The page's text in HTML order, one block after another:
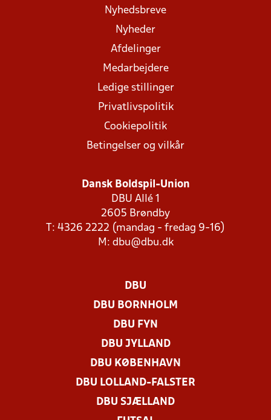
Nyhedsbreve
Nyheder
Afdelinger
Medarbejdere
Ledige stillinger
Privatlivspolitik
Cookiepolitik
Betingelser og vilkår
Dansk Boldspil-Union
DBU Allé 1
2605 Brøndby
T: 4326 2222 (mandag - fredag 9-16)
M: dbu@dbu.dk
DBU
DBU BORNHOLM
DBU FYN
DBU JYLLAND
DBU KØBENHAVN
DBU LOLLAND-FALSTER
DBU SJÆLLAND